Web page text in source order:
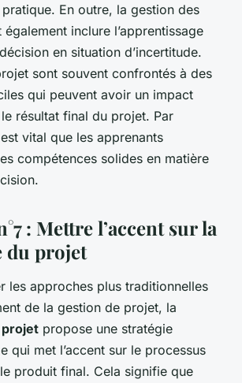
En outre, la gestion des
inclure l’apprentissage
en situation d’incertitude.
sont souvent confrontés à des
qui peuvent avoir un impact
résultat final du projet. Par
vital que les apprenants
compétences solides en matière
: Mettre l’accent sur la
du projet
les approches plus traditionnelles
de la gestion de projet, la
projet propose une stratégie
qui met l’accent sur le processus
produit final. Cela signifie que